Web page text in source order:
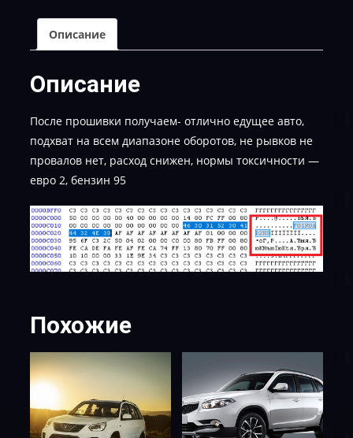
STAGE_1-
Е-2
Описание
Описание
После прошивки получаем- отлично едущее авто,
подхват на всем диапазоне оборотов, не рывков не
провалов нет, расход снижен, нормы токсичности —
евро 2, бензин 95
Похожие